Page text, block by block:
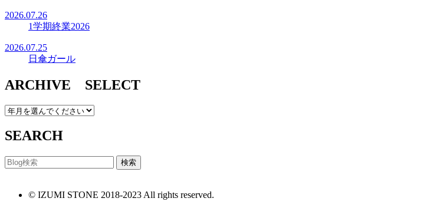
2026.07.26
1学期終業2026
2026.07.25
日傘ガール
ARCHIVE SELECT
SEARCH
© IZUMI STONE 2018-2023 All rights reserved.